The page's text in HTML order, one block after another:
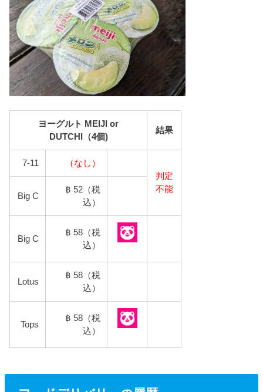
ヨーグルト MEIJI or
DUTCHI（4個)
結果
7-11
（なし）
判定
不能
Big C
฿ 52（税
込）
Big C
฿ 58（税
込）
Lotus
฿ 58（税
込）
Tops
฿ 58（税
込）